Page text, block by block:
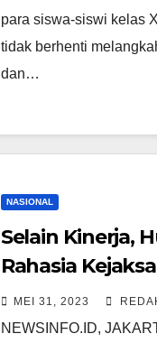
para siswa-siswi kelas
tidak berhenti
dan…
NASIONAL
Selain Kinerja,
Rahasia
Dipercaya
MEI 31, 2023
NEWSINFO.ID,